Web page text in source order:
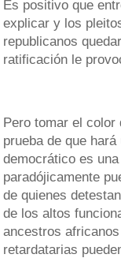
Es positivo que
explicar y los
republicanos
ratificación le
Pero tomar el color
prueba de que
democrático es
paradójicamente
de quienes
de los altos
ancestros
retardatarias